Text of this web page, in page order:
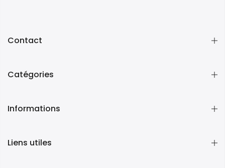
Contact
Catégories
Informations
Liens utiles